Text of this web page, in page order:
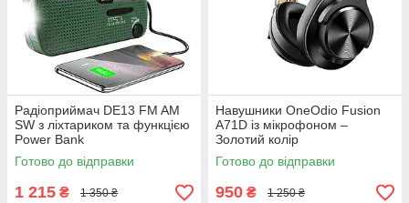
Радіоприймач DE13 FM AM
SW з ліхтариком та функцією
Power Bank
Готово до відправки
1 215 ₴ 1 350 ₴
Навушники OneOdio Fusion
A71D із мікрофоном –
Золотий колір
Готово до відправки
950 ₴ 1 250 ₴